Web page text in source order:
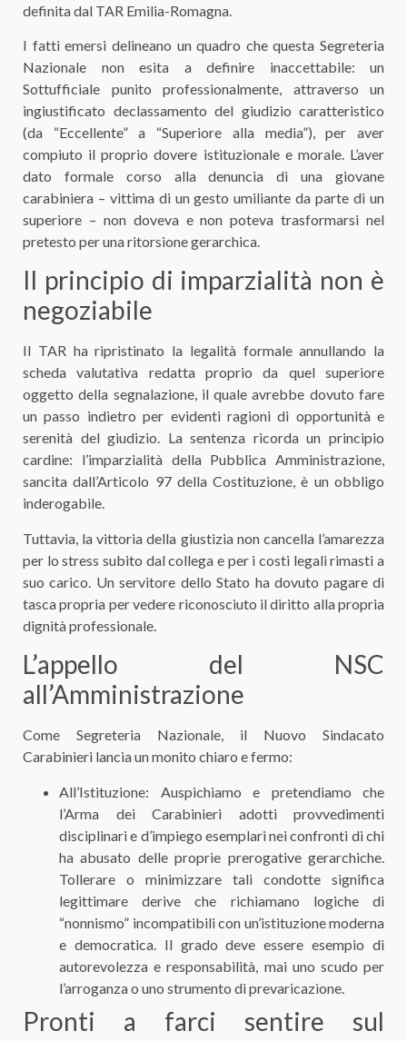
definita dal TAR Emilia-Romagna.
​I fatti emersi delineano un quadro che questa Segreteria
Nazionale non esita a definire inaccettabile: un
Sottufficiale punito professionalmente, attraverso un
ingiustificato declassamento del giudizio caratteristico
(da “Eccellente” a “Superiore alla media”), per aver
compiuto il proprio dovere istituzionale e morale. L’aver
dato formale corso alla denuncia di una giovane
carabiniera – vittima di un gesto umiliante da parte di un
superiore – non doveva e non poteva trasformarsi nel
pretesto per una ritorsione gerarchica.
​Il principio di imparzialità non è
negoziabile
​Il TAR ha ripristinato la legalità formale annullando la
scheda valutativa redatta proprio da quel superiore
oggetto della segnalazione, il quale avrebbe dovuto fare
un passo indietro per evidenti ragioni di opportunità e
serenità del giudizio. La sentenza ricorda un principio
cardine: l’imparzialità della Pubblica Amministrazione,
sancita dall’Articolo 97 della Costituzione, è un obbligo
inderogabile.
​Tuttavia, la vittoria della giustizia non cancella l’amarezza
per lo stress subito dal collega e per i costi legali rimasti a
suo carico. Un servitore dello Stato ha dovuto pagare di
tasca propria per vedere riconosciuto il diritto alla propria
dignità professionale.
​L’appello del NSC
all’Amministrazione
​Come Segreteria Nazionale, il Nuovo Sindacato
Carabinieri lancia un monito chiaro e fermo:
​All’Istituzione: Auspichiamo e pretendiamo che
l’Arma dei Carabinieri adotti provvedimenti
disciplinari e d’impiego esemplari nei confronti di chi
ha abusato delle proprie prerogative gerarchiche.
Tollerare o minimizzare tali condotte significa
legittimare derive che richiamano logiche di
“nonnismo” incompatibili con un’istituzione moderna
e democratica. Il grado deve essere esempio di
autorevolezza e responsabilità, mai uno scudo per
l’arroganza o uno strumento di prevaricazione.
​Pronti a farci sentire sul